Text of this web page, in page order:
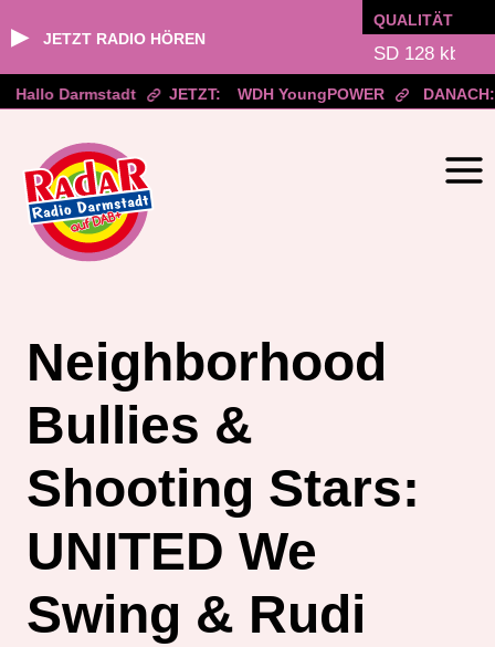
▶ JETZT RADIO HÖREN
QUALITÄT
Hallo Darmstadt JETZT: WDH YoungPOWER DANACH:
springen
Neighborhood
Bullies &
Shooting Stars:
UNITED We
Swing & Rudi